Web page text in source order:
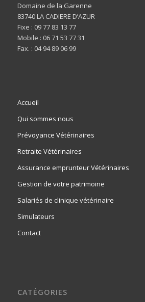
Domaine de la Garenne
83740 LA CADIERE D’AZUR
Fixe : 09 77 83 13 77
Mobile : 06 71 53 77 31
Fax. : 04 94 89 06 99
Accueil
Qui sommes nous
Prévoyance Vétérinaires
Retraite Vétérinaires
Assurance emprunteur Vétérinaires
Gestion de votre patrimoine
Salariés de clinique vétérinaire
Simulateurs
Contact
CATÉGORIES